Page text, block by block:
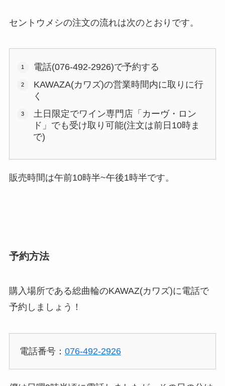
セントウメシの注文の流れは次のとおりです。
電話(076-492-2926)で予約する
KAWAZA(カワズ)の営業時間内に取りに行
く
土日限定でワイン専門店「カーヴ・ロン
ド」でも受け取り可能(注文は前日10時ま
で)
販売時間は午前10時半~午後1時半です。
予約方法
購入場所である総曲輪のKAWAZ(カワズ)に電話で
予約しましょう！
電話番号： 076-492-2926